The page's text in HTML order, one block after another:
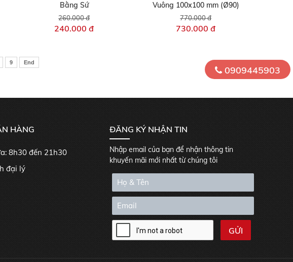
Bằng Sứ
260.000 đ
240.000 đ
Vuông 100x100 mm (Ø90)
770.000 đ
730.000 đ
9 End
HÀNG
8h30 đến 21h30
đại lý
ĐĂNG KÝ NHẬN TIN
Nhập email của bạn để nhận thông tin
khuyến mãi mới nhất từ chúng tôi
0909445903